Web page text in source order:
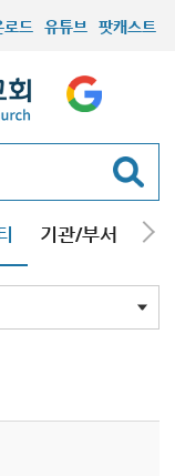
로드 유튜브 팟캐스트
기관/부서 선